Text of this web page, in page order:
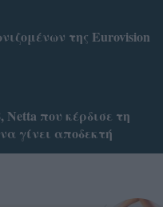
της Eurovision
Netta που κέρδισε τη
γίνει αποδεκτή